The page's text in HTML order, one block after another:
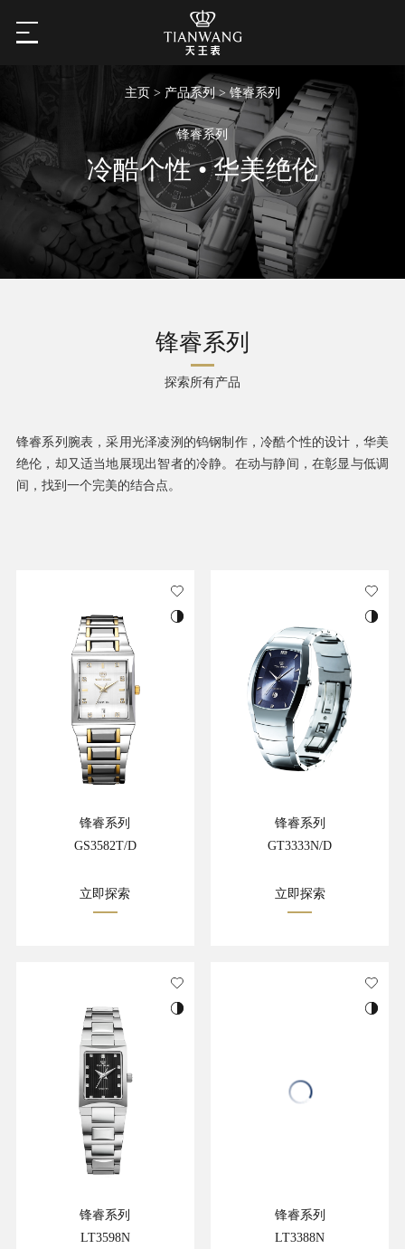
主页 > 产品系列> 锋睿系列
锋睿系列
冷酷个性 • 华美绝伦
锋睿系列
探索所有产品
锋睿系列腕表，采用光泽凌洌的钨钢制作，冷酷个性的设计，华美
绝伦，却又适当地展现出智者的冷静。在动与静间，在彰显与低调
间，找到一个完美的结合点。
锋睿系列
GS3582T/D
立即探索
锋睿系列
GT3333N/D
立即探索
锋睿系列
LT3598N
锋睿系列
LT3388N